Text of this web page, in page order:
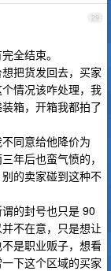
29
全结束。
把货发回去，买家
情况该咋处理，我
箱，开箱我都拍了
同意给他降价为
年后也蛮气愤的，
的卖家碰到这种不
的封号也只是 90
不在意，只是想让
是职业贩子，想看
下这个区域的买家